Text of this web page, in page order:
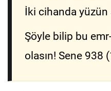
İki cihanda yüzün
Şöyle bilip bu
olasın! Sene 938